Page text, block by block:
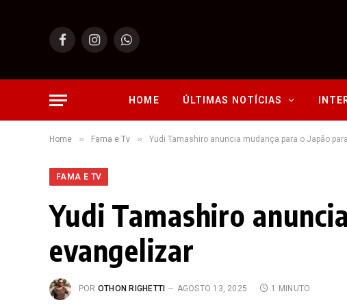
FacebookInstagramWhatsApp
HOME ÚLTIMAS NOTÍCIAS
Home » Fama e Tv » Yudi Tamashiro anuncia mudança para o Japão
FAMA E TV
Yudi Tamashiro
evangelizar
POR OTHON RIGHETTI AGOSTO 13, 2025 1 MINUTO